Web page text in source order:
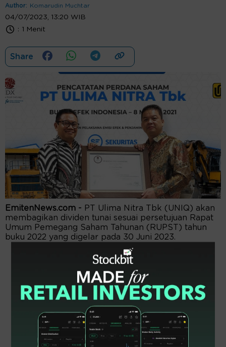
Author: Komarudin Muchtar
04/07/2023, 13:20 WIB
: 1 Menit
Share
EmitenNews.com - PT Ulima Nitra Tbk (UNIQ) akan
membagikan dividen tunai sesuai persetujuan Rapat
Umum Pemegang Saham Tahunan (RUPST) tahun
buku 2022 yang digelar pada 30 Juni 2023.